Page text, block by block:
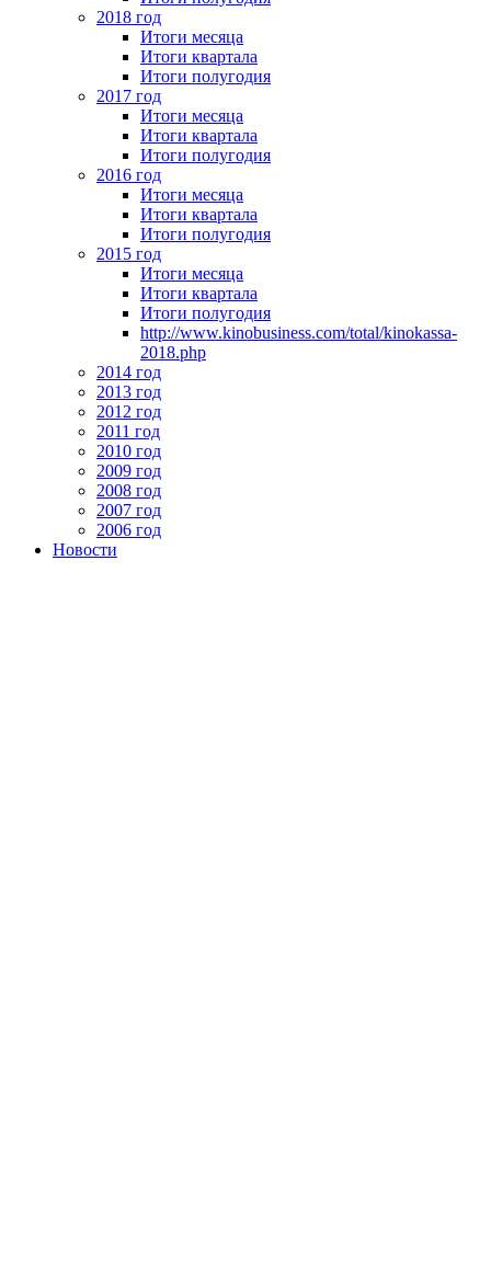
2018 год
Итоги месяца
Итоги квартала
Итоги полугодия
2017 год
Итоги месяца
Итоги квартала
Итоги полугодия
2016 год
Итоги месяца
Итоги квартала
Итоги полугодия
2015 год
Итоги месяца
Итоги квартала
Итоги полугодия
http://www.kinobusiness.com/total/kinokassa-
2018.php
2014 год
2013 год
2012 год
2011 год
2010 год
2009 год
2008 год
2007 год
2006 год
Новости